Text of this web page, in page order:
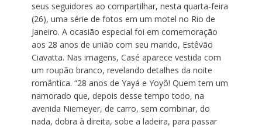
seus seguidores ao compartilhar, nesta quarta-feira
(26), uma série de fotos em um motel no Rio de
Janeiro. A ocasião especial foi em comemoração
aos 28 anos de união com seu marido, Estêvão
Ciavatta. Nas imagens, Casé aparece vestida com
um roupão branco, revelando detalhes da noite
romântica. “28 anos de Yayá e Yoyô! Quem tem um
namorado que, depois desse tempo todo, na
avenida Niemeyer, de carro, sem combinar, do
nada, dobra à direita, sobe a ladeira, para passar